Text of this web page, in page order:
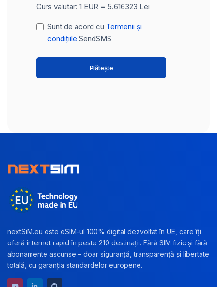
Curs valutar: 1 EUR = 5.616323 Lei
Sunt de acord cu Termenii și
condițiile SendSMS
Plătește
nextSiM.eu este eSIM-ul 100% digital dezvoltat în UE, care îți
oferă internet rapid în peste 210 destinații. Fără SIM fizic și fără
abonamente ascunse – doar siguranță, transparență și libertate
totală, cu garanția standardelor europene.